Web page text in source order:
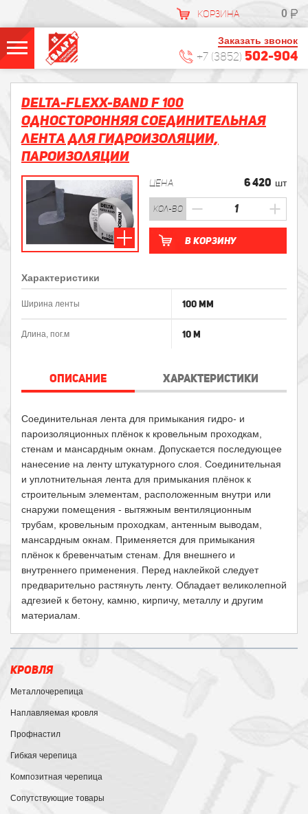
КОРЗИНА 0
Заказать звонок
+7 (3852) 502-904
DELTA-FLEXX-BAND F 100
Односторонняя соединительная
лента для гидроизоляции,
пароизоляции
ЦЕНА 6 420 шт
кол-во
В корзину
Характеристики
Ширина ленты 100 мм
Длина, пог.м 10 м
ОПИСАНИЕ ХАРАКТЕРИСТИКИ
Соединительная лента для примыкания гидро- и
пароизоляционных плёнок к кровельным проходкам,
стенам и мансардным окнам. Допускается последующее
нанесение на ленту штукатурного слоя. Соединительная
и уплотнительная лента для примыкания плёнок к
строительным элементам, расположенным внутри или
снаружи помещения - вытяжным вентиляционным
трубам, кровельным проходкам, антенным выводам,
мансардным окнам. Применяется для примыкания
плёнок к бревенчатым стенам. Для внешнего и
внутреннего применения. Перед наклейкой следует
предварительно растянуть ленту. Обладает великолепной
адгезией к бетону, камню, кирпичу, металлу и другим
материалам.
КРОВЛЯ
Металлочерепица
Наплавляемая кровля
Профнастил
Гибкая черепица
Композитная черепица
Сопутствующие товары